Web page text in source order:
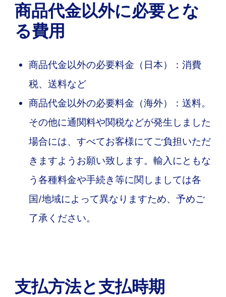
商品代金以外に必要とな
る費用
商品代金以外の必要料金（日本）：消費
税、送料など
商品代金以外の必要料金（海外）：送料。
その他に通関料や関税などが発生しました
場合には、すべてお客様にてご負担いただ
きますようお願い致します。輸入にともな
う各種料金や手続き等に関しましては各
国/地域によって異なりますため、予めご
了承ください。
支払方法と支払時期